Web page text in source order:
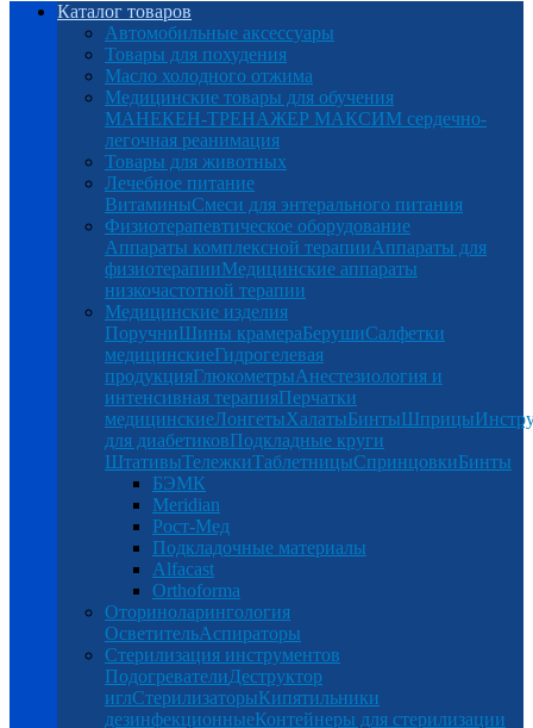
Каталог товаров
Автомобильные аксессуары
Товары для похудения
Масло холодного отжима
Медицинские товары для обучения
МАНЕКЕН-ТРЕНАЖЕР МАКСИМ сердечно-
легочная реанимация
Товары для животных
Лечебное питание
ВитаминыСмеси для энтерального питания
Физиотерапевтическое оборудование
Аппараты комплексной терапииАппараты для
физиотерапииМедицинские аппараты
низкочастотной терапии
Медицинские изделия
ПоручниШины крамераБерушиСалфетки
медицинскиеГидрогелевая
продукцияГлюкометрыАнестезиология и
интенсивная терапияПерчатки
медицинскиеЛонгетыХалатыБинтыШприцы
для диабетиковПодкладные круги
ШтативыТележкиТаблетницыСпринцовкиБинты
БЭМК
Meridian
Рост-Мед
Подкладочные материалы
Alfacast
Orthoforma
Оториноларингология
ОсветительАспираторы
Стерилизация инструментов
ПодогревателиДеструктор
иглСтерилизаторыКипятильники
дезинфекционныеКонтейнеры для стерилизации